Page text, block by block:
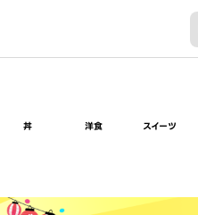
丼 洋食 スイーツ